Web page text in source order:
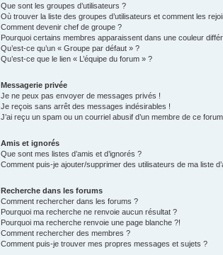
Que sont les groupes d’utilisateurs ?
Où trouver la liste des groupes d’utilisateurs et comment les
Comment devenir chef de groupe ?
Pourquoi certains membres apparaissent dans une couleur
Qu’est-ce qu’un « Groupe par défaut » ?
Qu’est-ce que le lien « L’équipe du forum » ?
Messagerie privée
Je ne peux pas envoyer de messages privés !
Je reçois sans arrêt des messages indésirables !
J’ai reçu un spam ou un courriel abusif d’un membre de ce
Amis et ignorés
Que sont mes listes d’amis et d’ignorés ?
Comment puis-je ajouter/supprimer des utilisateurs de ma liste
Recherche dans les forums
Comment rechercher dans les forums ?
Pourquoi ma recherche ne renvoie aucun résultat ?
Pourquoi ma recherche renvoie une page blanche ?!
Comment rechercher des membres ?
Comment puis-je trouver mes propres messages et sujets ?